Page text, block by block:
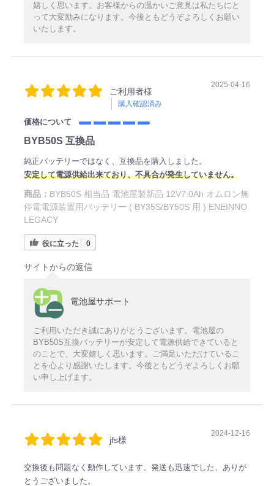
嬉しく思います。お客様からの温かいご意見は私たちにと
って大変励みになります。今後ともどうぞよろしくお願い
いたします。
ご利用者様
購入確認済み
2025-04-16
価格について
BYB50S 互換品
純正バッテリーではなく、互換品を購入しました。
安定して電源供給出来ており、不具合が発生していません。
商品： BYB50S 相当品 電池屋製新品 12V7.0Ah オムロン無
停電電源装置用バッテリー ( BY35S/BY50S 用 ) ENEINNO
LEGACY
役に立った 0
サイトからの返信
電池屋サポート
ご利用いただき誠にありがとうございます。電池屋の
BYB50S互換バッテリーが安定して電源供給できていると
のことで、大変嬉しく思います。ご満足いただけているこ
とを心より感謝いたします。今後ともどうぞよろしくお願
い申し上げます。
jfs様
2024-12-16
交換後も問題なく動作しています。発送も迅速でした、ありが
とうございました。